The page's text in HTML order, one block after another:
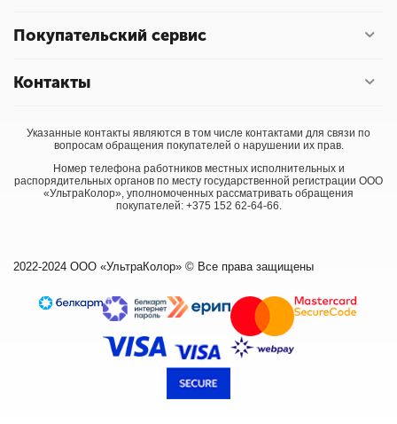
Покупательский сервис
Контакты
Указанные контакты являются в том числе контактами для связи по
вопросам обращения покупателей о нарушении их прав.
Номер телефона работников местных исполнительных и
распорядительных органов по месту государственной регистрации ООО
«УльтраКолор», уполномоченных рассматривать обращения
покупателей: +375 152 62-64-66.
2022-2024 ООО «УльтраКолор» © Все права защищены